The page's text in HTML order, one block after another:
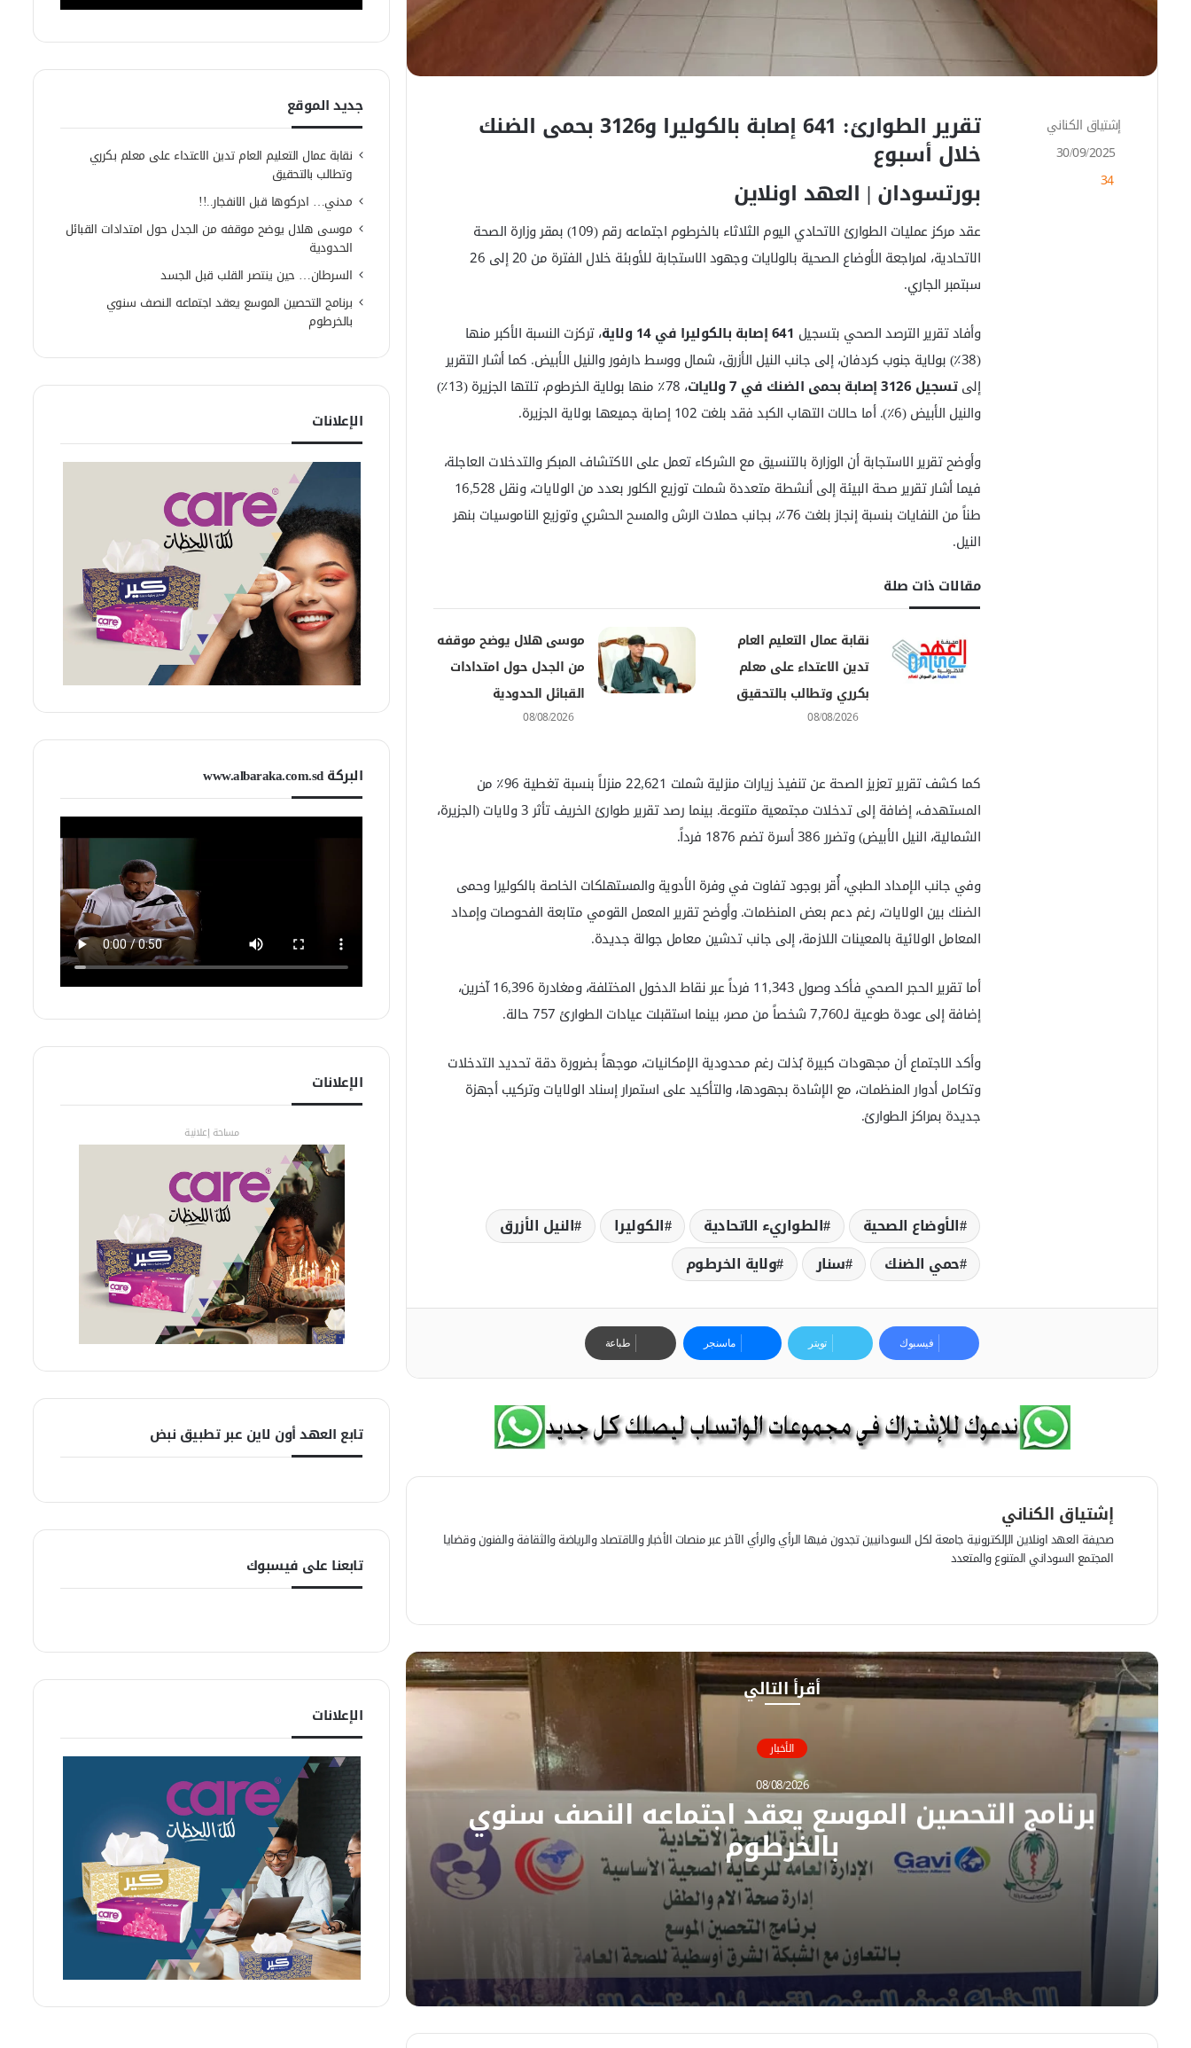
تقرير الطوارئ: 641 إصابة بالكوليرا و3126 بحمى الضنك
خلال أسبوع
بورتسودان | العهد اونلاين
عقد مركز عمليات الطوارئ الاتحادي اليوم الثلاثاء بالخرطوم اجتماعه رقم (109) بمقر وزارة الصحة
الاتحادية، لمراجعة الأوضاع الصحية بالولايات وجهود الاستجابة للأوبئة خلال الفترة من 20 إلى 26
سبتمبر الجاري.
وأفاد تقرير الترصد الصحي بتسجيل 641 إصابة بالكوليرا في 14 ولاية
، تركزت النسبة الأكبر منها
(38٪) بولاية جنوب كردفان، إلى جانب النيل الأزرق، شمال ووسط دارفور والنيل الأبيض. كما أشار التقرير
إلىتسجيل 3126 إصابة بحمى الضنك في 7 ولايات
، 78٪ منها بولاية الخرطوم، تلتها الجزيرة (13٪)
والنيل الأبيض (6٪). أما حالات التهاب الكبد فقد بلغت 102 إصابة جميعها بولاية الجزيرة.
وأوضح تقرير الاستجابة أن الوزارة بالتنسيق مع الشركاء تعمل على الاكتشاف المبكر والتدخلات العاجلة،
فيما أشار تقرير صحة البيئة إلى أنشطة متعددة شملت توزيع الكلور بعدد من الولايات، ونقل 16,528
طناً من النفايات بنسبة إنجاز بلغت 76٪، بجانب حملات الرش والمسح الحشري وتوزيع الناموسيات بنهر
النيل.
مقالات ذات صلة
نقابة عمال التعليم العام
تدين الاعتداء على معلم
بكرري وتطالب بالتحقيق
08/08/2026
موسى هلال يوضح موقفه
من الجدل حول امتدادات
القبائل الحدودية
08/08/2026
كما كشف تقرير تعزيز الصحة عن تنفيذ زيارات منزلية شملت 22,621 منزلاً بنسبة تغطية 96٪ من
المستهدف، إضافة إلى تدخلات مجتمعية متنوعة. بينما رصد تقرير طوارئ الخريف تأثر 3 ولايات (الجزيرة،
الشمالية، النيل الأبيض) وتضرر 386 أسرة تضم 1876 فرداً.
وفي جانب الإمداد الطبي، أُقر بوجود تفاوت في وفرة الأدوية والمستهلكات الخاصة بالكوليرا وحمى
الضنك بين الولايات، رغم دعم بعض المنظمات. وأوضح تقرير المعمل القومي متابعة الفحوصات وإمداد
المعامل الولائية بالمعينات اللازمة، إلى جانب تدشين معامل جوالة جديدة.
أما تقرير الحجر الصحي فأكد وصول 11,343 فرداً عبر نقاط الدخول المختلفة، ومغادرة 16,396 آخرين،
إضافة إلى عودة طوعية لـ7,760 شخصاً من مصر، بينما استقبلت عيادات الطوارئ 757 حالة.
وأكد الاجتماع أن مجهودات كبيرة بُذلت رغم محدودية الإمكانيات، موجهاً بضرورة دقة تحديد التدخلات
وتكامل أدوار المنظمات، مع الإشادة بجهودها، والتأكيد على استمرار إسناد الولايات وتركيب أجهزة
جديدة بمراكز الطوارئ.
الأوضاع الصحية الطواريء الاتحادية الكوليرا
النيل الأزرق
حمي الضنك
سنار ولاية الخرطوم
إشتياق الكناني
30/09/2025
34
فيسبوك تويتر ماسنجر طباعة
إشتياق الكناني
صحيفة العهد اونلاين الإلكترونية جامعة لكل السودانيين تجدون فيها الرأي والرأي الآخر عبر منصات الأخبار والاقتصاد والرياضة والثقافة والفنون وقضايا
المجتمع السوداني المتنوع والمتعدد
و
ق
ع
ا
ل
و
ب
س
ب
و
ك
أقرأ التالي
الأخبار
08/08/2026
برنامج التحصين الموسع يعقد اجتماعه النصف سنوي
بالخرطوم
برنامج التحصين الموسع يعقد اجتماعه النصف سنوي بالخرطوم
جديد الموقع
نقابة عمال التعليم العام تدين الاعتداء على معلم بكرري
وتطالب بالتحقيق
مدني… ادركوها قبل الانفجار..!!
موسى هلال يوضح موقفه من الجدل حول امتدادات القبائل
الحدودية
السرطان… حين ينتصر القلب قبل الجسد
برنامج التحصين الموسع يعقد اجتماعه النصف سنوي
بالخرطوم
الإعلانات
البركة www.albaraka.com.sd
الإعلانات
مساحة إعلانية
تابع العهد أون لاين عبر تطبيق نبض
تابعنا على فيسبوك
الإعلانات